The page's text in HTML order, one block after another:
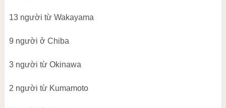
13 người từ Wakayama
9 người ở Chiba
3 người từ Okinawa
2 người từ Kumamoto